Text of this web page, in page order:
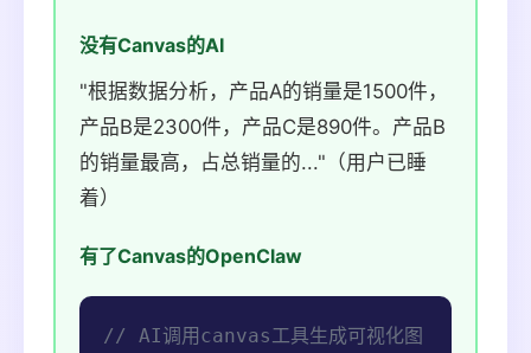
没有Canvas的AI
"根据数据分析，产品A的销量是1500件，
产品B是2300件，产品C是890件。产品B
的销量最高，占总销量的..."（用户已睡
着）
有了Canvas的OpenClaw
// AI调用canvas工具生成可视化图